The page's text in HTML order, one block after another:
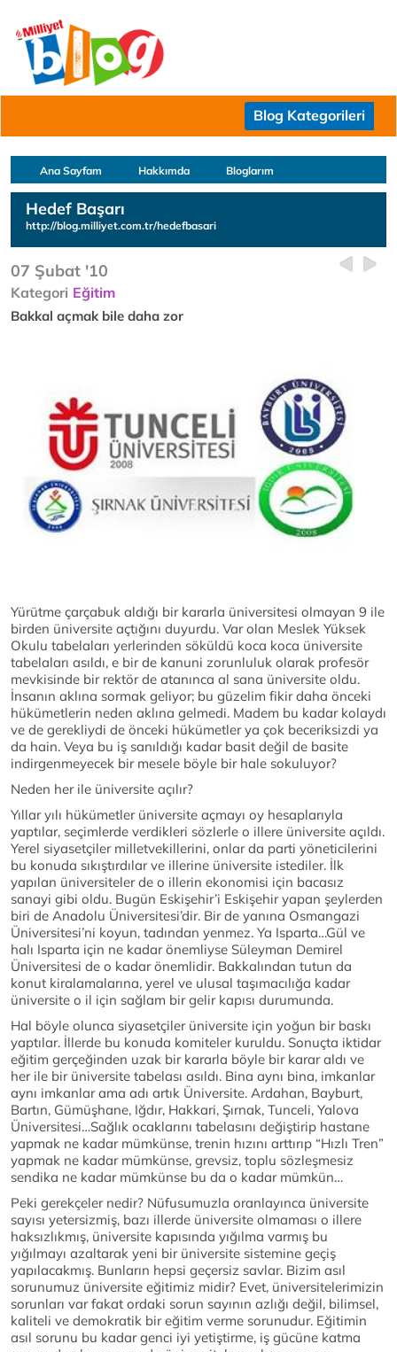
Blog Kategorileri
Ana Sayfam Hakkımda Bloglarım
Hedef Başarı
http://blog.milliyet.com.tr/hedefbasari
07 Şubat '10
Kategori Eğitim
Bakkal açmak bile daha zor
Yürütme çarçabuk aldığı bir kararla üniversitesi olmayan 9 ile
birden üniversite açtığını duyurdu. Var olan Meslek Yüksek
Okulu tabelaları yerlerinden söküldü koca koca üniversite
tabelaları asıldı, e bir de kanuni zorunluluk olarak profesör
mevkisinde bir rektör de atanınca al sana üniversite oldu.
İnsanın aklına sormak geliyor; bu güzelim fikir daha önceki
hükümetlerin neden aklına gelmedi. Madem bu kadar kolaydı
ve de gerekliydi de önceki hükümetler ya çok beceriksizdi ya
da hain. Veya bu iş sanıldığı kadar basit değil de basite
indirgenmeyecek bir mesele böyle bir hale sokuluyor?
Neden her ile üniversite açılır?
Yıllar yılı hükümetler üniversite açmayı oy hesaplarıyla
yaptılar, seçimlerde verdikleri sözlerle o illere üniversite açıldı.
Yerel siyasetçiler milletvekillerini, onlar da parti yöneticilerini
bu konuda sıkıştırdılar ve illerine üniversite istediler. İlk
yapılan üniversiteler de o illerin ekonomisi için bacasız
sanayi gibi oldu. Bugün Eskişehir’i Eskişehir yapan şeylerden
biri de Anadolu Üniversitesi’dir. Bir de yanına Osmangazi
Üniversitesi’ni koyun, tadından yenmez. Ya Isparta…Gül ve
halı Isparta için ne kadar önemliyse Süleyman Demirel
Üniversitesi de o kadar önemlidir. Bakkalından tutun da
konut kiralamalarına, yerel ve ulusal taşımacılığa kadar
üniversite o il için sağlam bir gelir kapısı durumunda.
Hal böyle olunca siyasetçiler üniversite için yoğun bir baskı
yaptılar. İllerde bu konuda komiteler kuruldu. Sonuçta iktidar
eğitim gerçeğinden uzak bir kararla böyle bir karar aldı ve
her ile bir üniversite tabelası asıldı. Bina aynı bina, imkanlar
aynı imkanlar ama adı artık Üniversite. Ardahan, Bayburt,
Bartın, Gümüşhane, Iğdır, Hakkari, Şırnak, Tunceli, Yalova
Üniversitesi…Sağlık ocaklarını tabelasını değiştirip hastane
yapmak ne kadar mümkünse, trenin hızını arttırıp “Hızlı Tren”
yapmak ne kadar mümkünse, grevsiz, toplu sözleşmesiz
sendika ne kadar mümkünse bu da o kadar mümkün…
Peki gerekçeler nedir? Nüfusumuzla oranlayınca üniversite
sayısı yetersizmiş, bazı illerde üniversite olmaması o illere
haksızlıkmış, üniversite kapısında yığılma varmış bu
yığılmayı azaltarak yeni bir üniversite sistemine geçiş
yapılacakmış. Bunların hepsi geçersiz savlar. Bizim asıl
sorunumuz üniversite eğitimiz midir? Evet, üniversitelerimizin
sorunları var fakat ordaki sorun sayının azlığı değil, bilimsel,
kaliteli ve demokratik bir eğitim verme sorunudur. Eğitimin
asıl sorunu bu kadar genci iyi yetiştirme, iş gücüne katma